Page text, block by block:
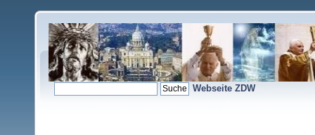
Webseite ZDW